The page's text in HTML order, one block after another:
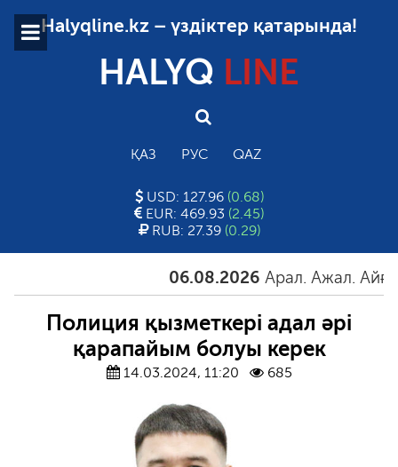
Halyqline.kz – үздіктер қатарында!
HALYQ LINE
ҚАЗ РУС QAZ
USD: 127.96 (0.68)
EUR: 469.93 (2.45)
RUB: 27.39 (0.29)
06.08.2026 Арал. Ажал. Айғақ
Полиция қызметкері адал әрі
қарапайым болуы керек
14.03.2024, 11:20 685